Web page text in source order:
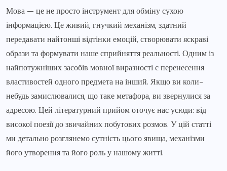
Мова — це не просто інструмент для обміну сухою
інформацією. Це живий, гнучкий механізм, здатний
передавати найтонші відтінки емоцій, створювати яскраві
образи та формувати наше сприйняття реальності. Одним із
найпотужніших засобів мовної виразності є перенесення
властивостей одного предмета на інший. Якщо ви коли-
небудь замислювалися, що таке метафора, ви звернулися за
адресою. Цей літературний прийом оточує нас усюди: від
високої поезії до звичайних побутових розмов. У цій статті
ми детально розглянемо сутність цього явища, механізми
його утворення та його роль у нашому житті.